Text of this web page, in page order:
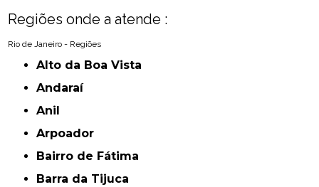
Regiões onde a atende :
Rio de Janeiro - Regiões
Alto da Boa Vista
Andaraí
Anil
Arpoador
Bairro de Fátima
Barra da Tijuca